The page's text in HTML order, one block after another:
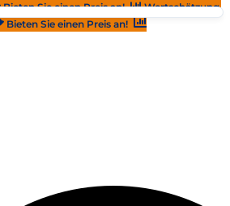
Bieten Sie einen Preis an!
Wertschätzung
Bieten Sie einen Preis an!